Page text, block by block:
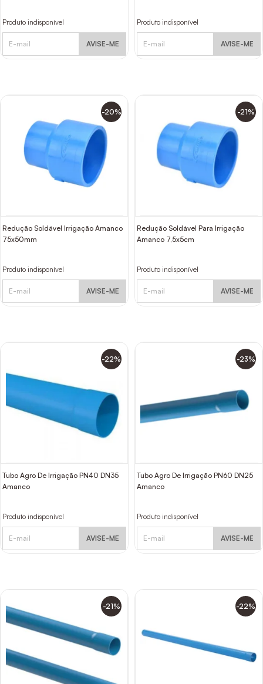
Produto indisponível
AVISE-ME
Produto indisponível
AVISE-ME
-20%
Redução Soldável Irrigação Amanco
75x50mm
Produto indisponível
AVISE-ME
-21%
Redução Soldável Para Irrigação
Amanco 7,5x5cm
Produto indisponível
AVISE-ME
-22%
Tubo Agro De Irrigação PN40 DN35
Amanco
Produto indisponível
AVISE-ME
-23%
Tubo Agro De Irrigação PN60 DN25
Amanco
Produto indisponível
AVISE-ME
-21% -22%